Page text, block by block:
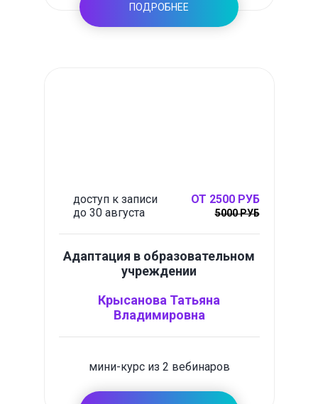
ПОДРОБНЕЕ
доступ к записи
до 30 августа
ОТ 2500 РУБ
5000 РУБ
Адаптация в образовательном
учреждении
Крысанова Татьяна
Владимировна
мини-курс из 2 вебинаров